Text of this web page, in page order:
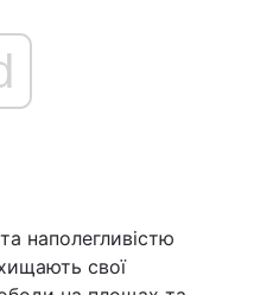
наполегливістю
свої